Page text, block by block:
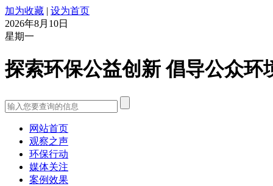
加为收藏 | 设为首页
2026年8月10日
星期一
探索环保公益创新 倡导公众环
网站首页
观察之声
环保行动
媒体关注
案例效果